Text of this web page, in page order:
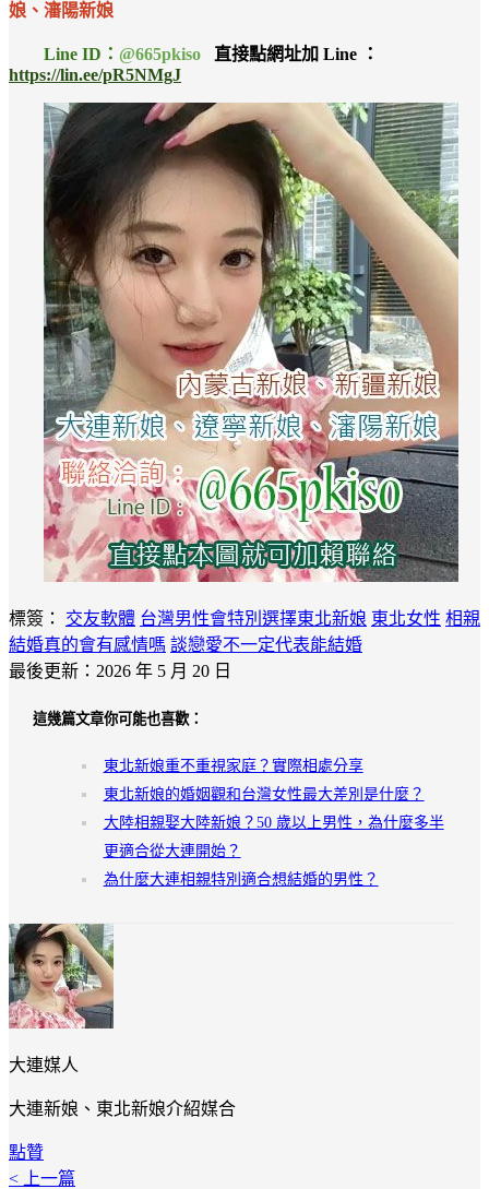
娘、瀋陽新娘
Line ID： @665pkiso 直接點網址加 Line ：
https://lin.ee/pR5NMgJ
標簽： 交友軟體 台灣男性會特別選擇東北新娘 東北女性 相親
結婚真的會有感情嗎 談戀愛不一定代表能結婚
最後更新：2026 年 5 月 20 日
這幾篇文章你可能也喜歡：
東北新娘重不重視家庭？實際相處分享
東北新娘的婚姻觀和台灣女性最大差別是什麼？
大陸相親娶大陸新娘？50 歲以上男性，為什麼多半
更適合從大連開始？
為什麼大連相親特別適合想結婚的男性？
大連媒人
大連新娘、東北新娘介紹媒合
點贊
< 上一篇